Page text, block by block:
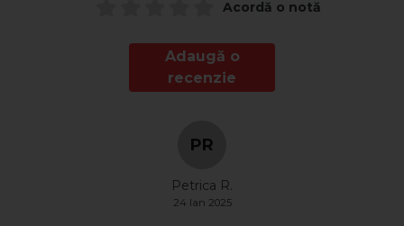
Acordă o notă
Adaugă o
recenzie
PR
Petrica R.
24 Ian 2025